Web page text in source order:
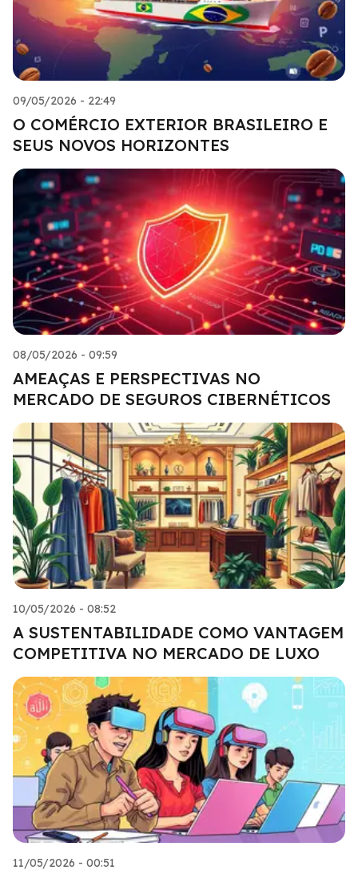
09/05/2026 - 22:49
O COMÉRCIO EXTERIOR BRASILEIRO E
SEUS NOVOS HORIZONTES
08/05/2026 - 09:59
AMEAÇAS E PERSPECTIVAS NO
MERCADO DE SEGUROS CIBERNÉTICOS
10/05/2026 - 08:52
A SUSTENTABILIDADE COMO VANTAGEM
COMPETITIVA NO MERCADO DE LUXO
11/05/2026 - 00:51